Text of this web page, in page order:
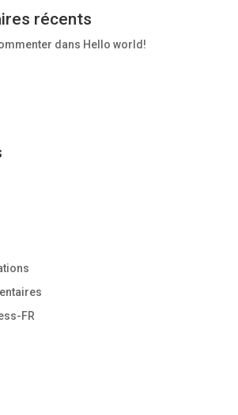
récents
dans Hello world!
FR